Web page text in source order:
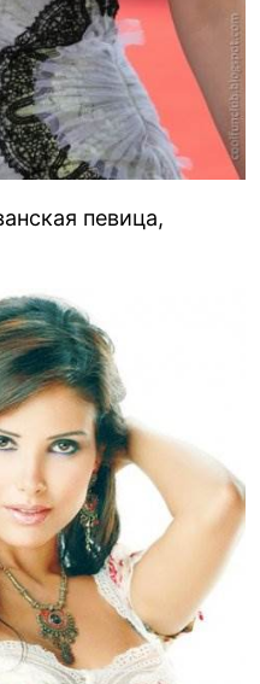
певица,